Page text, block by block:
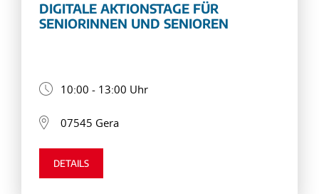
DIGITALE AKTIONSTAGE FÜR
SENIORINNEN UND SENIOREN
10:00 - 13:00 Uhr
07545 Gera
DETAILS